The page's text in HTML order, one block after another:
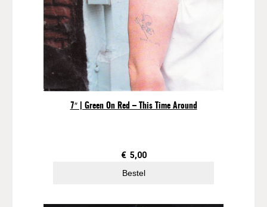
7″ | Green On Red – This Time Around
€ 5,00
Bestel